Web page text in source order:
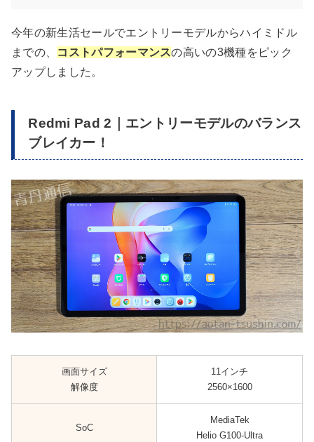
今年の新生活セールでエントリーモデルからハイミドル
までの、
コストパフォーマンスの高いの3機種をピック
アップしました。
Redmi Pad 2｜エントリーモデルのバランス
ブレイカー！
画面サイズ
解像度
11インチ
2560×1600
SoC
MediaTek
Helio G100-Ultra